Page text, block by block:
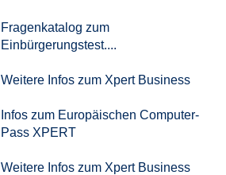
Fragenkatalog zum
Einbürgerungstest....
Weitere Infos zum Xpert Business
Infos zum Europäischen Computer-
Pass XPERT
Weitere Infos zum Xpert Business